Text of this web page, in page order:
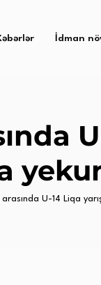
İdman
U-14 Liqa